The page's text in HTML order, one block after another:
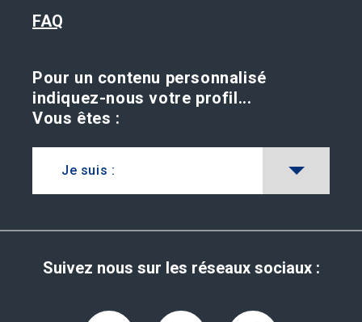
FAQ
Pour un contenu personnalisé
indiquez-nous votre profil...
Vous êtes :
Je suis :
Suivez nous sur les réseaux sociaux :